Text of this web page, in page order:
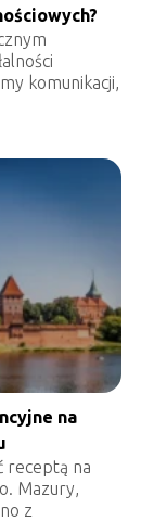
komunikacji,
na
receptą na
Mazury,
z